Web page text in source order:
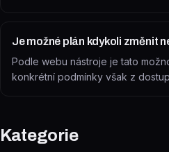
Je možné plán kdykoli změnit
Podle webu nástroje je tato
konkrétní podmínky však z
Kategorie